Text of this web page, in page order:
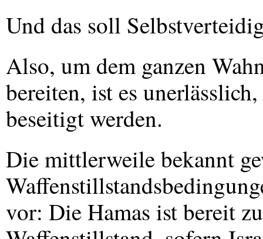
Und das soll
Also, um dem ganzen
bereiten, ist es
beseitigt werden.
Die mittlerweile bekannt
vor: Die Hamas ist bereit